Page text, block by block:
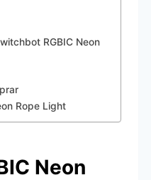
RGBIC Neon
Rope Light
Neon